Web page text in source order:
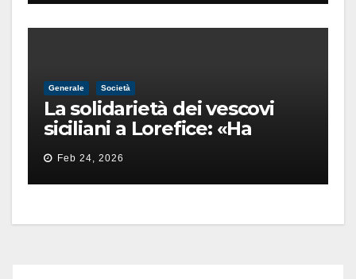
Generale Società
La solidarietà dei vescovi
siciliani a Lorefice: «Ha
difeso il valore e la dignità
dell’umanità»
Feb 24, 2026